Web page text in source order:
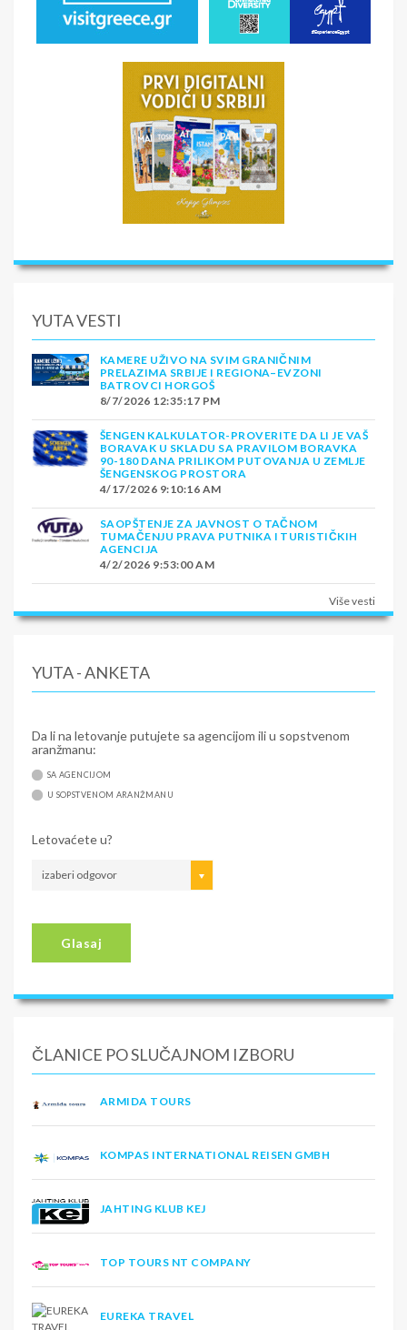
YUTA VESTI
KAMERE UŽIVO NA SVIM GRANIČNIM
PRELAZIMA SRBIJE I REGIONA–EVZONI
BATROVCI HORGOŠ
8/7/2026 12:35:17 PM
ŠENGEN KALKULATOR-PROVERITE DA LI JE VAŠ
BORAVAK U SKLADU SA PRAVILOM BORAVKA
90-180 DANA PRILIKOM PUTOVANJA U ZEMLJE
ŠENGENSKOG PROSTORA
4/17/2026 9:10:16 AM
SAOPŠTENJE ZA JAVNOST O TAČNOM
TUMAČENJU PRAVA PUTNIKA I TURISTIČKIH
AGENCIJA
4/2/2026 9:53:00 AM
Više vesti
YUTA - ANKETA
Da li na letovanje putujete sa agencijom ili u sopstvenom
aranžmanu:
SA AGENCIJOM
U SOPSTVENOM ARANŽMANU
Letovaćete u?
izaberi odgovor
Glasaj
ČLANICE PO SLUČAJNOM IZBORU
ARMIDA TOURS
KOMPAS INTERNATIONAL REISEN GMBH
JAHTING KLUB KEJ
TOP TOURS NT COMPANY
EUREKA TRAVEL